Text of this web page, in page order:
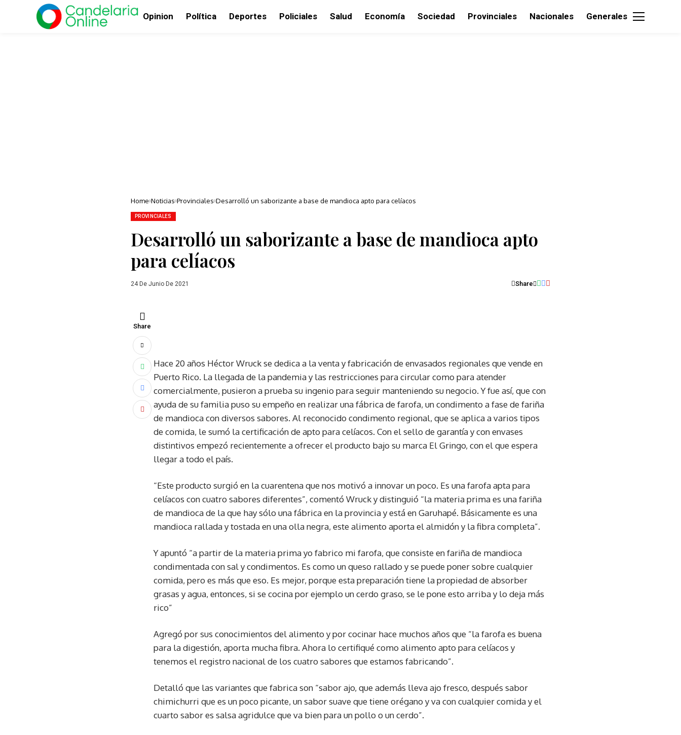
Opinion Política Deportes Policiales Salud Economía Sociedad Provinciales Nacionales Generales
Home Noticias Provinciales Desarrolló un saborizante a base de mandioca apto para celíacos
PROVINCIALES
Desarrolló un saborizante a base de mandioca apto
para celíacos
24 De Junio De 2021 Share
Share
Hace 20 años Héctor Wruck se dedica a la venta y fabricación de envasados regionales que vende en
Puerto Rico. La llegada de la pandemia y las restricciones para circular como para atender
comercialmente, pusieron a prueba su ingenio para seguir manteniendo su negocio. Y fue así, que con
ayuda de su familia puso su empeño en realizar una fábrica de farofa, un condimento a fase de fariña
de mandioca con diversos sabores. Al reconocido condimento regional, que se aplica a varios tipos
de comida, le sumó la certificación de apto para celíacos. Con el sello de garantía y con envases
distintivos empezó recientemente a ofrecer el producto bajo su marca El Gringo, con el que espera
llegar a todo el país.
“Este producto surgió en la cuarentena que nos motivó a innovar un poco. Es una farofa apta para
celíacos con cuatro sabores diferentes”, comentó Wruck y distinguió “la materia prima es una fariña
de mandioca de la que hay sólo una fábrica en la provincia y está en Garuhapé. Básicamente es una
mandioca rallada y tostada en una olla negra, este alimento aporta el almidón y la fibra completa”.
Y apuntó “a partir de la materia prima yo fabrico mi farofa, que consiste en fariña de mandioca
condimentada con sal y condimentos. Es como un queso rallado y se puede poner sobre cualquier
comida, pero es más que eso. Es mejor, porque esta preparación tiene la propiedad de absorber
grasas y agua, entonces, si se cocina por ejemplo un cerdo graso, se le pone esto arriba y lo deja más
rico”
Agregó por sus conocimientos del alimento y por cocinar hace muchos años que “la farofa es buena
para la digestión, aporta mucha fibra. Ahora lo certifiqué como alimento apto para celíacos y
tenemos el registro nacional de los cuatro sabores que estamos fabricando”.
Detalló que las variantes que fabrica son “sabor ajo, que además lleva ajo fresco, después sabor
chimichurri que es un poco picante, un sabor suave que tiene orégano y va con cualquier comida y el
cuarto sabor es salsa agridulce que va bien para un pollo o un cerdo”.